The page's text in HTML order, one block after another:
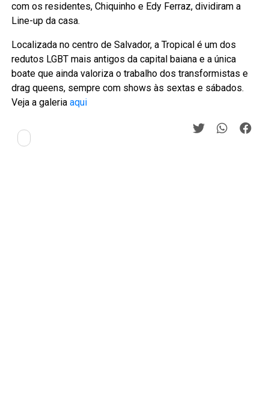
com os residentes, Chiquinho e Edy Ferraz, dividiram a
Line-up da casa.
Localizada no centro de Salvador, a Tropical é um dos
redutos LGBT mais antigos da capital baiana e a única
boate que ainda valoriza o trabalho dos transformistas e
drag queens, sempre com shows às sextas e sábados.
Veja a galeriaaqui